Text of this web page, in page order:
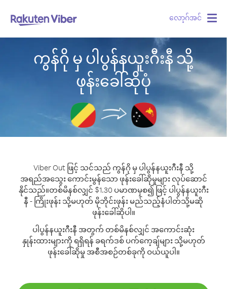
လော့ဂ်အင်
ကွန်ဂို မှ ပါပွန်နယူးဂီးနီ သို့
ဖုန်းခေါ်ဆိုပုံ
Viber Out ဖြင့် သင်သည် ကွန်ဂို မှ ပါပွန်နယူးဂီးနီ သို့
အရည်အသွေး ကောင်းမွန်သော ဖုန်းခေါ်ဆိုမှုများ လုပ်ဆောင်
နိုင်သည်။တစ်မိနစ်လျှင် $1.30 ပမာဏမှစ၍ ဖြင့် ပါပွန်နယူးဂီး
နီ - ကြိုးဖုန်း သို့မဟုတ် မိုဘိုင်းဖုန်း မည်သည့်နံပါတ်သို့မဆို
ဖုန်းခေါ်ဆိုပါ။
ပါပွန်နယူးဂီးနီ အတွက် တစ်မိနစ်လျှင် အကောင်းဆုံး
နှုန်းထားများကို ရရှိရန် ခရက်ဒစ် ပက်ကေ့ချ်များ သို့မဟုတ်
ဖုန်းခေါ်ဆိုမှု အစီအစဉ်တစ်ခုကို ဝယ်ယူပါ။